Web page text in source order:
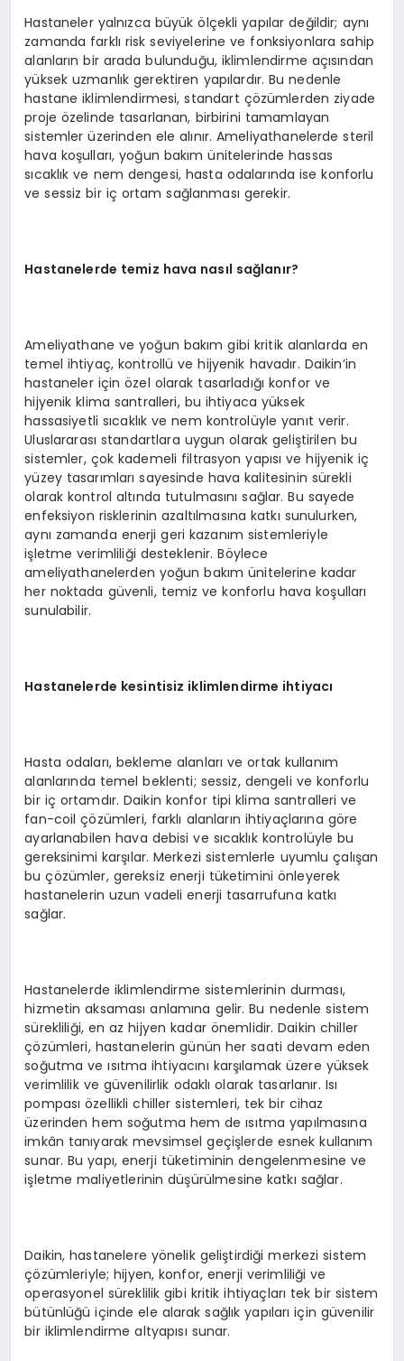
Hastaneler yalnızca büyük ölçekli yapılar değildir; aynı
zamanda farklı risk seviyelerine ve fonksiyonlara sahip
alanların bir arada bulunduğu, iklimlendirme açısından
yüksek uzmanlık gerektiren yapılardır. Bu nedenle
hastane iklimlendirmesi, standart çözümlerden ziyade
proje özelinde tasarlanan, birbirini tamamlayan
sistemler üzerinden ele alınır. Ameliyathanelerde steril
hava koşulları, yoğun bakım ünitelerinde hassas
sıcaklık ve nem dengesi, hasta odalarında ise konforlu
ve sessiz bir iç ortam sağlanması gerekir.
Hastanelerde temiz hava nasıl sağlanır?
Ameliyathane ve yoğun bakım gibi kritik alanlarda en
temel ihtiyaç, kontrollü ve hijyenik havadır. Daikin’in
hastaneler için özel olarak tasarladığı konfor ve
hijyenik klima santralleri, bu ihtiyaca yüksek
hassasiyetli sıcaklık ve nem kontrolüyle yanıt verir.
Uluslararası standartlara uygun olarak geliştirilen bu
sistemler, çok kademeli filtrasyon yapısı ve hijyenik iç
yüzey tasarımları sayesinde hava kalitesinin sürekli
olarak kontrol altında tutulmasını sağlar. Bu sayede
enfeksiyon risklerinin azaltılmasına katkı sunulurken,
aynı zamanda enerji geri kazanım sistemleriyle
işletme verimliliği desteklenir. Böylece
ameliyathanelerden yoğun bakım ünitelerine kadar
her noktada güvenli, temiz ve konforlu hava koşulları
sunulabilir.
Hastanelerde kesintisiz iklimlendirme ihtiyacı
Hasta odaları, bekleme alanları ve ortak kullanım
alanlarında temel beklenti; sessiz, dengeli ve konforlu
bir iç ortamdır. Daikin konfor tipi klima santralleri ve
fan-coil çözümleri, farklı alanların ihtiyaçlarına göre
ayarlanabilen hava debisi ve sıcaklık kontrolüyle bu
gereksinimi karşılar. Merkezi sistemlerle uyumlu çalışan
bu çözümler, gereksiz enerji tüketimini önleyerek
hastanelerin uzun vadeli enerji tasarrufuna katkı
sağlar.
Hastanelerde iklimlendirme sistemlerinin durması,
hizmetin aksaması anlamına gelir. Bu nedenle sistem
sürekliliği, en az hijyen kadar önemlidir. Daikin chiller
çözümleri, hastanelerin günün her saati devam eden
soğutma ve ısıtma ihtiyacını karşılamak üzere yüksek
verimlilik ve güvenilirlik odaklı olarak tasarlanır. Isı
pompası özellikli chiller sistemleri, tek bir cihaz
üzerinden hem soğutma hem de ısıtma yapılmasına
imkân tanıyarak mevsimsel geçişlerde esnek kullanım
sunar. Bu yapı, enerji tüketiminin dengelenmesine ve
işletme maliyetlerinin düşürülmesine katkı sağlar.
Daikin, hastanelere yönelik geliştirdiği merkezi sistem
çözümleriyle; hijyen, konfor, enerji verimliliği ve
operasyonel süreklilik gibi kritik ihtiyaçları tek bir sistem
bütünlüğü içinde ele alarak sağlık yapıları için güvenilir
bir iklimlendirme altyapısı sunar.